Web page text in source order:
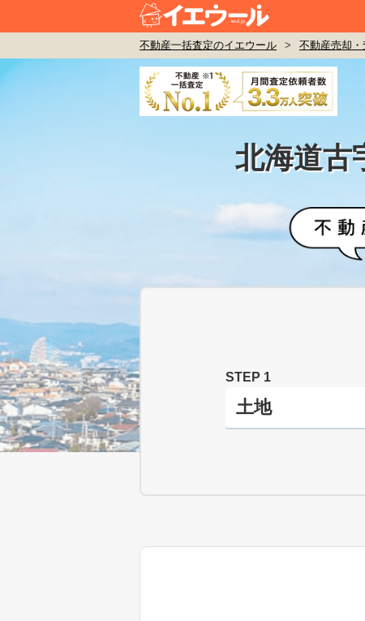
不動産一括査定のイエウール > 不動産売却・
北海道古
STEP 1